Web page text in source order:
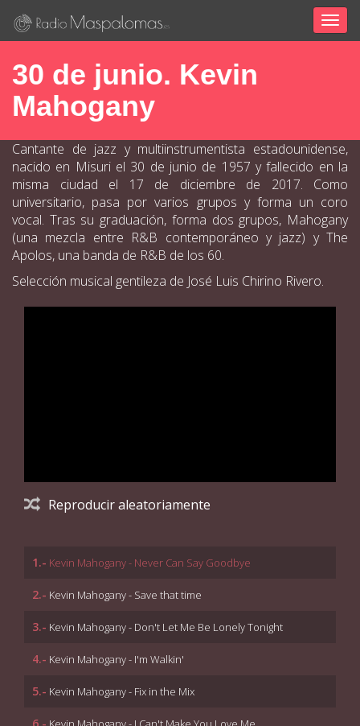
30 de junio. Kevin
Mahogany
Cantante de jazz y multiinstrumentista estadounidense,
nacido en Misuri el 30 de junio de 1957 y fallecido en la
misma ciudad el 17 de diciembre de 2017. Como
universitario, pasa por varios grupos y forma un coro
vocal. Tras su graduación, forma dos grupos, Mahogany
(una mezcla entre R&B contemporáneo y jazz) y The
Apolos, una banda de R&B de los 60.
Selección musical gentileza de José Luis Chirino Rivero.
Reproducir aleatoriamente
1.- Kevin Mahogany - Never Can Say Goodbye
2.- Kevin Mahogany - Save that time
3.- Kevin Mahogany - Don't Let Me Be Lonely Tonight
4.- Kevin Mahogany - I'm Walkin'
5.- Kevin Mahogany - Fix in the Mix